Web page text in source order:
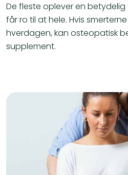
De fleste oplever en
får ro til at hele. Hvis
hverdagen, kan osteopatisk
supplement.